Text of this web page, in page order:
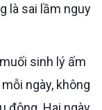
là sai lầm nguy
ngày, không